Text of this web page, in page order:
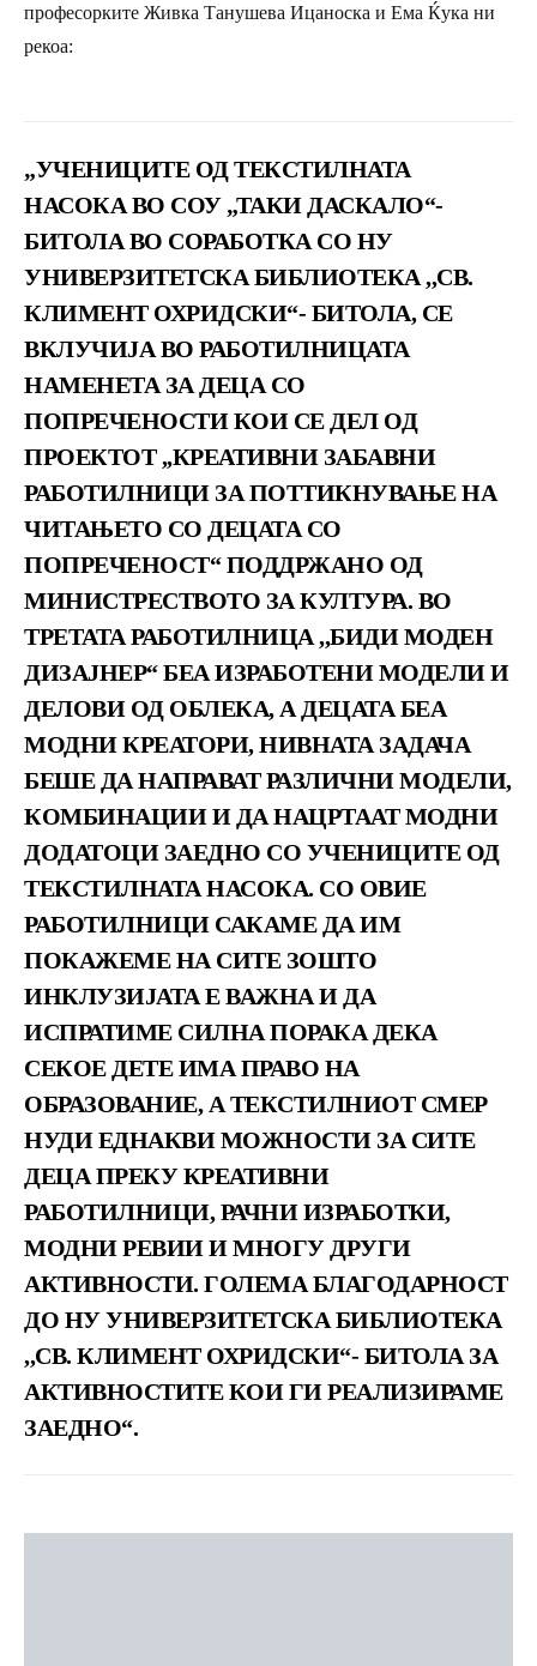
професорките Живка Танушева Ицаноска и Ема Ќука ни
рекоа:
„УЧЕНИЦИТЕ ОД ТЕКСТИЛНАТА
НАСОКА ВО СОУ „ТАКИ ДАСКАЛО“-
БИТОЛА ВО СОРАБОТКА СО НУ
УНИВЕРЗИТЕТСКА БИБЛИОТЕКА ,,СВ.
КЛИМЕНТ ОХРИДСКИ“- БИТОЛА, СЕ
ВКЛУЧИЈА ВО РАБОТИЛНИЦАТА
НАМЕНЕТА ЗА ДЕЦА СО
ПОПРЕЧЕНОСТИ КОИ СЕ ДЕЛ ОД
ПРОЕКТОТ ,,КРЕАТИВНИ ЗАБАВНИ
РАБОТИЛНИЦИ ЗА ПОТТИКНУВАЊЕ НА
ЧИТАЊЕТО СО ДЕЦАТА СО
ПОПРЕЧЕНОСТ“ ПОДДРЖАНО ОД
МИНИСТРЕСТВОТО ЗА КУЛТУРА. ВО
ТРЕТАТА РАБОТИЛНИЦА ,,БИДИ МОДЕН
ДИЗАЈНЕР“ БЕА ИЗРАБОТЕНИ МОДЕЛИ И
ДЕЛОВИ ОД ОБЛЕКА, А ДЕЦАТА БЕА
МОДНИ КРЕАТОРИ, НИВНАТА ЗАДАЧА
БЕШЕ ДА НАПРАВАТ РАЗЛИЧНИ МОДЕЛИ,
КОМБИНАЦИИ И ДА НАЦРТААТ МОДНИ
ДОДАТОЦИ ЗАЕДНО СО УЧЕНИЦИТЕ ОД
ТЕКСТИЛНАТА НАСОКА. СО ОВИЕ
РАБОТИЛНИЦИ САКАМЕ ДА ИМ
ПОКАЖЕМЕ НА СИТЕ ЗОШТО
ИНКЛУЗИЈАТА Е ВАЖНА И ДА
ИСПРАТИМЕ СИЛНА ПОРАКА ДЕКА
СЕКОЕ ДЕТЕ ИМА ПРАВО НА
ОБРАЗОВАНИЕ, А ТЕКСТИЛНИОТ СМЕР
НУДИ ЕДНАКВИ МОЖНОСТИ ЗА СИТЕ
ДЕЦА ПРЕКУ КРЕАТИВНИ
РАБОТИЛНИЦИ, РАЧНИ ИЗРАБОТКИ,
МОДНИ РЕВИИ И МНОГУ ДРУГИ
АКТИВНОСТИ. ГОЛЕМА БЛАГОДАРНОСТ
ДО НУ УНИВЕРЗИТЕТСКА БИБЛИОТЕКА
,,СВ. КЛИМЕНТ ОХРИДСКИ“- БИТОЛА ЗА
АКТИВНОСТИТЕ КОИ ГИ РЕАЛИЗИРАМЕ
ЗАЕДНО“.